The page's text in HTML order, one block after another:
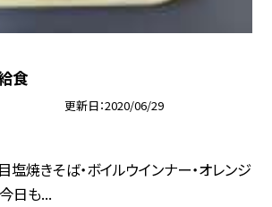
食
更新日 2020/06/29
塩焼きそば・ボイルウインナー・オレンジ
日も...